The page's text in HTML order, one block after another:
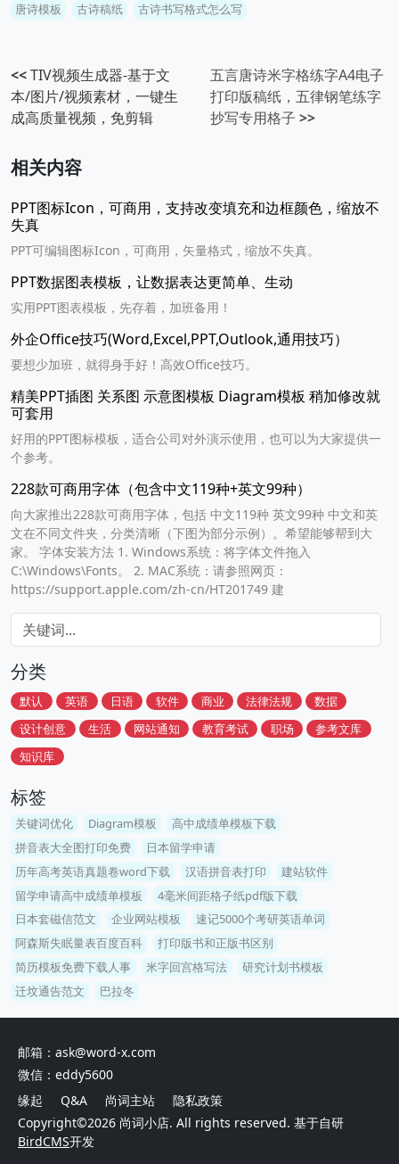
唐诗模板
古诗稿纸 古诗书写格式怎么写
<<TIV视频生成器-基于文
本/图片/视频素材，一键生
成高质量视频，免剪辑
五言唐诗米字格练字A4电子
打印版稿纸，五律钢笔练字
抄写专用格子 >>
相关内容
PPT图标Icon，可商用，支持改变填充和边框颜色，缩放不
失真
PPT可编辑图标Icon，可商用，矢量格式，缩放不失真。
PPT数据图表模板，让数据表达更简单、生动
实用PPT图表模板，先存着，加班备用！
外企Office技巧(Word,Excel,PPT,Outlook,通用技巧）
要想少加班，就得身手好！高效Office技巧。
精美PPT插图 关系图 示意图模板 Diagram模板 稍加修改就
可套用
好用的PPT图标模板，适合公司对外演示使用，也可以为大家提供一
个参考。
228款可商用字体（包含中文119种+英文99种）
向大家推出228款可商用字体，包括 中文119种 英文99种 中文和英
文在不同文件夹，分类清晰（下图为部分示例）。希望能够帮到大
家。 字体安装方法 1. Windows系统：将字体文件拖入
C:\Windows\Fonts。 2. MAC系统：请参照网页：
https://support.apple.com/zh-cn/HT201749 建
分类
默认 英语 日语 软件 商业 法律法规
数据
设计创意
生活 网站通知 教育考试 职场
参考文库
知识库
标签
关键词优化 Diagram模板
高中成绩单模板下载
拼音表大全图打印免费
日本留学申请
历年高考英语真题卷word下载
汉语拼音表打印
建站软件
留学申请高中成绩单模板
4毫米间距格子纸pdf版下载
日本套磁信范文
企业网站模板
速记5000个考研英语单词
阿森斯失眠量表百度百科
打印版书和正版书区别
简历模板免费下载人事
米字回宫格写法
研究计划书模板
迁坟通告范文
巴拉冬
邮箱：ask@word-x.com
微信：eddy5600
缘起
Q&A 尚词主站
隐私政策
Copyright©2026 尚词小店. All rights reserved. 基于自研
BirdCMS开发